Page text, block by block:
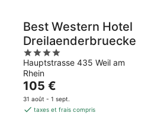
Best Western Hotel
Dreilaenderbruecke
4
out
of
5
Hauptstrasse 435 Weil am
Rhein
Le
prix
est
105 €
31 août - 1 sept.
taxes et frais compris